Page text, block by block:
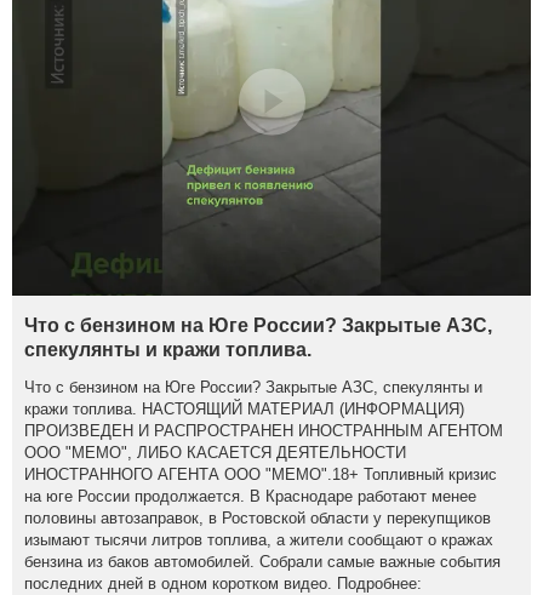
Что с бензином на Юге России? Закрытые АЗС,
спекулянты и кражи топлива.
Что с бензином на Юге России? Закрытые АЗС, спекулянты и
кражи топлива. НАСТОЯЩИЙ МАТЕРИАЛ (ИНФОРМАЦИЯ)
ПРОИЗВЕДЕН И РАСПРОСТРАНЕН ИНОСТРАННЫМ АГЕНТОМ
ООО "МЕМО", ЛИБО КАСАЕТСЯ ДЕЯТЕЛЬНОСТИ
ИНОСТРАННОГО АГЕНТА ООО "МЕМО".18+ Топливный кризис
на юге России продолжается. В Краснодаре работают менее
половины автозаправок, в Ростовской области у перекупщиков
изымают тысячи литров топлива, а жители сообщают о кражах
бензина из баков автомобилей. Собрали самые важные события
последних дней в одном коротком видео. Подробнее: